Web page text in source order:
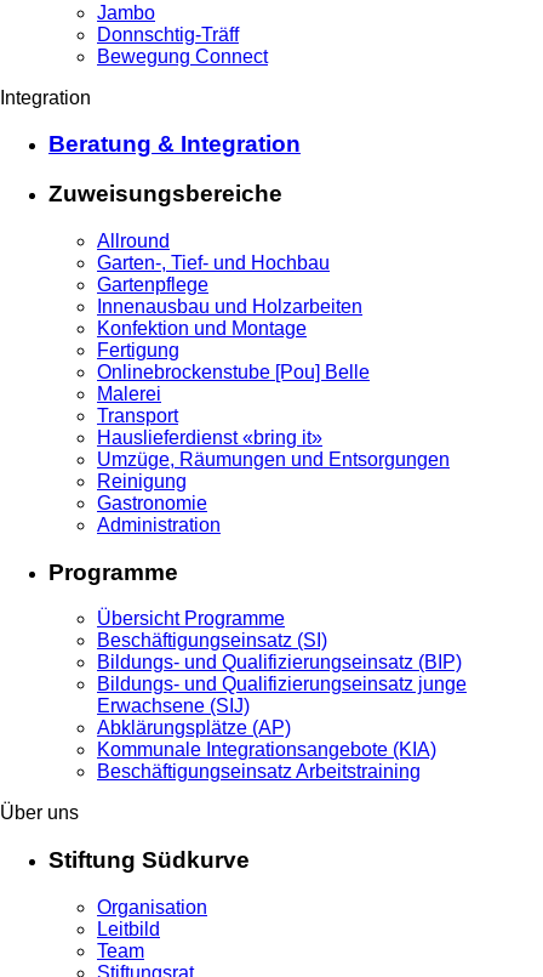
Jambo
Donnschtig-Träff
Bewegung Connect
Integration
Beratung & Integration
Zuweisungsbereiche
Allround
Garten-, Tief- und Hochbau
Gartenpflege
Innenausbau und Holzarbeiten
Konfektion und Montage
Fertigung
Onlinebrockenstube [Pou] Belle
Malerei
Transport
Hauslieferdienst «bring it»
Umzüge, Räumungen und Entsorgungen
Reinigung
Gastronomie
Administration
Programme
Übersicht Programme
Beschäftigungseinsatz (SI)
Bildungs- und Qualifizierungseinsatz (BIP)
Bildungs- und Qualifizierungseinsatz junge
Erwachsene (SIJ)
Abklärungsplätze (AP)
Kommunale Integrationsangebote (KIA)
Beschäftigungseinsatz Arbeitstraining
Über uns
Stiftung Südkurve
Organisation
Leitbild
Team
Stiftungsrat